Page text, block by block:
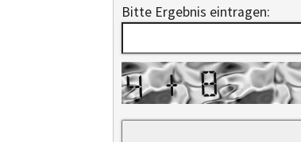
Bitte Ergebnis eintragen: